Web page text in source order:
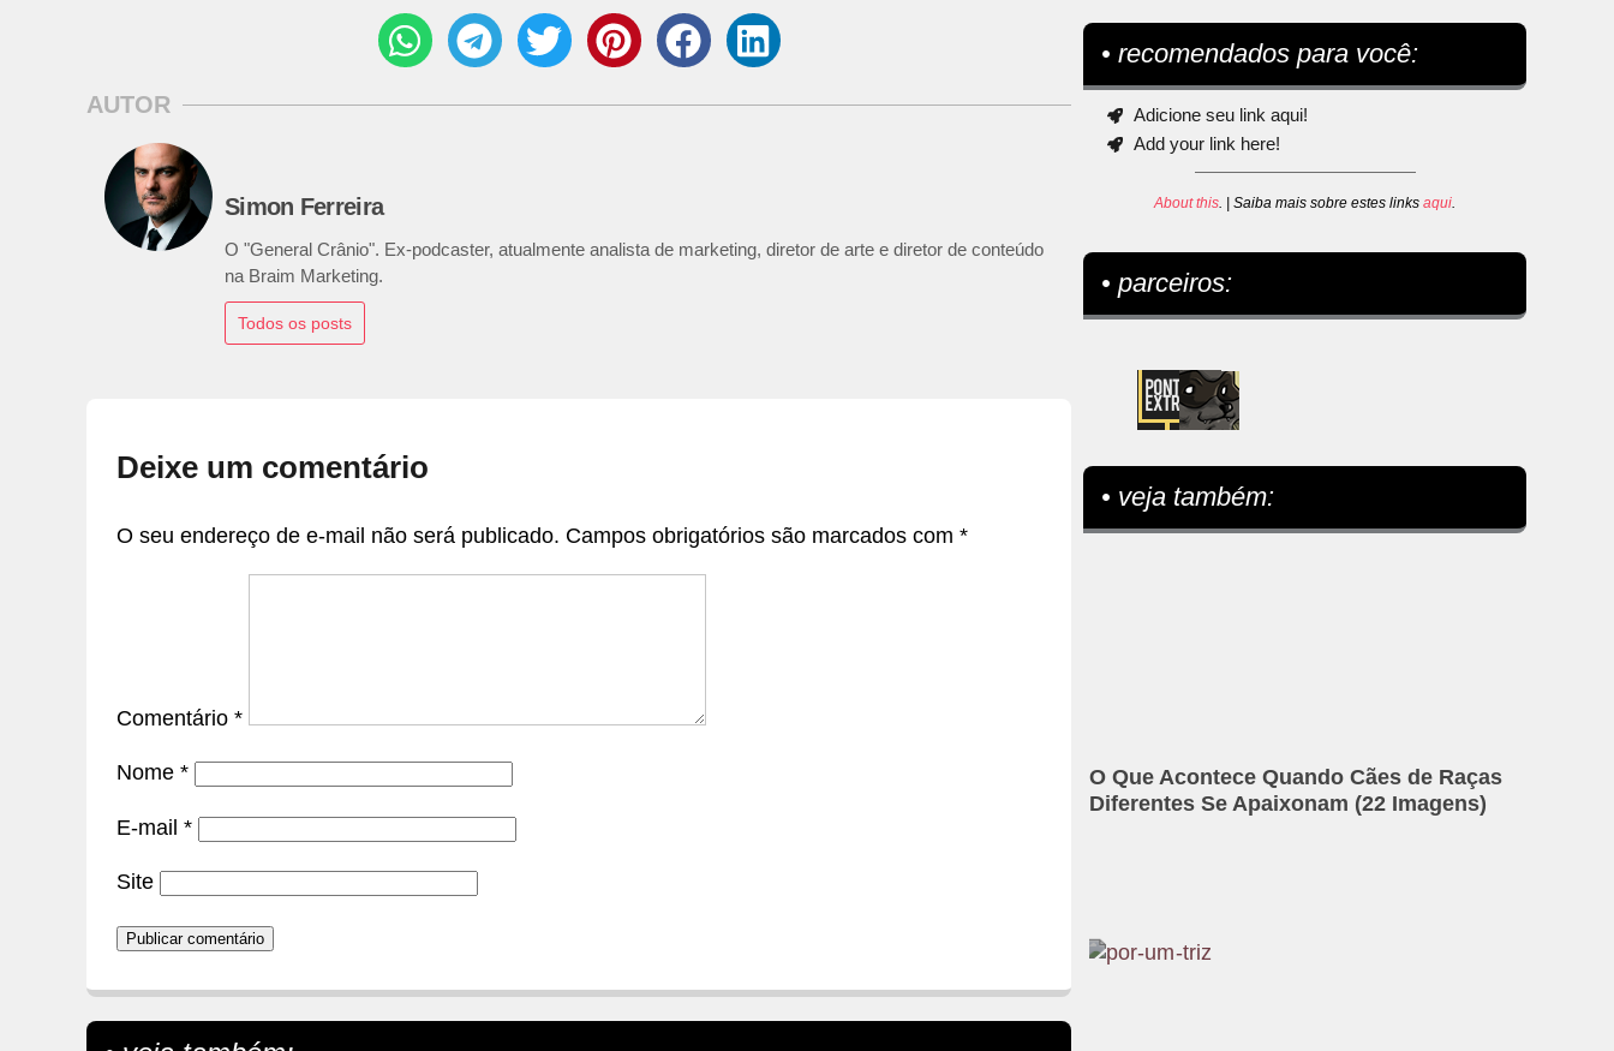
AUTOR
Simon Ferreira
O "General Crânio". Ex-podcaster, atualmente analista de marketing, diretor de arte e diretor de conteúdo
na Braim Marketing.
Todos os posts
Deixe um comentário
O seu endereço de e-mail não será publicado. Campos obrigatórios são marcados com *
Comentário *
Nome *
E-mail *
Site
• recomendados para você:
Adicione seu link aqui!
Add your link here!
About this. | Saiba mais sobre estes linksaqui.
• parceiros:
• veja também:
O Que Acontece Quando Cães de Raças
Diferentes Se Apaixonam (22 Imagens)